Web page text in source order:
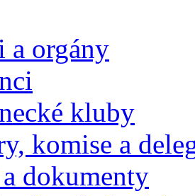
a orgány
kluby
komise a
dokumenty